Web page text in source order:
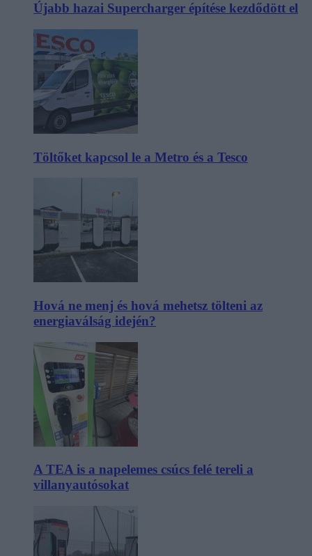
Újabb hazai Supercharger építése kezdődött el
Töltőket kapcsol le a Metro és a Tesco
Hová ne menj és hová mehetsz tölteni az
energiaválság idején?
A TEA is a napelemes csúcs felé tereli a
villanyautósokat